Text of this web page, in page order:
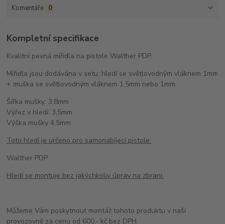
Komentáře 0
Kompletní specifikace
Kvalitní pevná mířidla na pistole Walther PDP.
Mířidla jsou dodávána v setu: hledí se světlovodným vláknem 1mm
+ muška se světlovodným vláknem 1,5mm nebo 1mm.
Šířka mušky: 3,8mm
Výřez v hledí: 3,5mm
Výška mušky 4,5mm
Toto hledí je určeno pro samonabíjecí pistole:
Walther PDP
Hledí se montuje bez jakýchkoliv úprav na zbrani.
Můžeme Vám poskytnout montáž tohoto produktu v naší
provozovně za cenu od 600,- kč bez DPH.